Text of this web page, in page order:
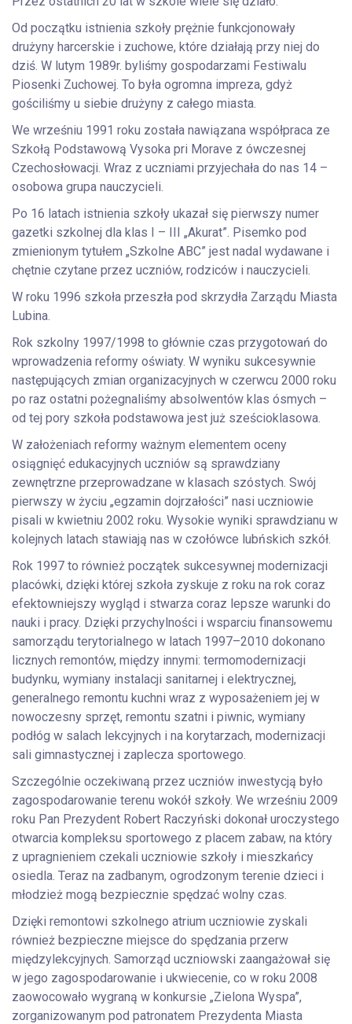
Od początku istnienia szkoły prężnie funkcjonowały
drużyny harcerskie i zuchowe, które działają przy niej do
dziś. W lutym 1989r. byliśmy gospodarzami Festiwalu
Piosenki Zuchowej. To była ogromna impreza, gdyż
gościliśmy u siebie drużyny z całego miasta.
We wrześniu 1991 roku została nawiązana współpraca ze
Szkołą Podstawową Vysoka pri Morave z ówczesnej
Czechosłowacji. Wraz z uczniami przyjechała do nas 14 –
osobowa grupa nauczycieli.
Po 16 latach istnienia szkoły ukazał się pierwszy numer
gazetki szkolnej dla klas I – III „Akurat”. Pisemko pod
zmienionym tytułem „Szkolne ABC” jest nadal wydawane i
chętnie czytane przez uczniów, rodziców i nauczycieli.
W roku 1996 szkoła przeszła pod skrzydła Zarządu Miasta
Lubina.
Rok szkolny 1997/1998 to głównie czas przygotowań do
wprowadzenia reformy oświaty. W wyniku sukcesywnie
następujących zmian organizacyjnych w czerwcu 2000 roku
po raz ostatni pożegnaliśmy absolwentów klas ósmych –
od tej pory szkoła podstawowa jest już sześcioklasowa.
W założeniach reformy ważnym elementem oceny
osiągnięć edukacyjnych uczniów są sprawdziany
zewnętrzne przeprowadzane w klasach szóstych. Swój
pierwszy w życiu „egzamin dojrzałości” nasi uczniowie
pisali w kwietniu 2002 roku. Wysokie wyniki sprawdzianu w
kolejnych latach stawiają nas w czołówce lubńskich szkół.
Rok 1997 to również początek sukcesywnej modernizacji
placówki, dzięki której szkoła zyskuje z roku na rok coraz
efektowniejszy wygląd i stwarza coraz lepsze warunki do
nauki i pracy. Dzięki przychylności i wsparciu finansowemu
samorządu terytorialnego w latach 1997–2010 dokonano
licznych remontów, między innymi: termomodernizacji
budynku, wymiany instalacji sanitarnej i elektrycznej,
generalnego remontu kuchni wraz z wyposażeniem jej w
nowoczesny sprzęt, remontu szatni i piwnic, wymiany
podłóg w salach lekcyjnych i na korytarzach, modernizacji
sali gimnastycznej i zaplecza sportowego.
Szczególnie oczekiwaną przez uczniów inwestycją było
zagospodarowanie terenu wokół szkoły. We wrześniu 2009
roku Pan Prezydent Robert Raczyński dokonał uroczystego
otwarcia kompleksu sportowego z placem zabaw, na który
z upragnieniem czekali uczniowie szkoły i mieszkańcy
osiedla. Teraz na zadbanym, ogrodzonym terenie dzieci i
młodzież mogą bezpiecznie spędzać wolny czas.
Dzięki remontowi szkolnego atrium uczniowie zyskali
również bezpieczne miejsce do spędzania przerw
międzylekcyjnych. Samorząd uczniowski zaangażował się
w jego zagospodarowanie i ukwiecenie, co w roku 2008
zaowocowało wygraną w konkursie „Zielona Wyspa”,
zorganizowanym pod patronatem Prezydenta Miasta